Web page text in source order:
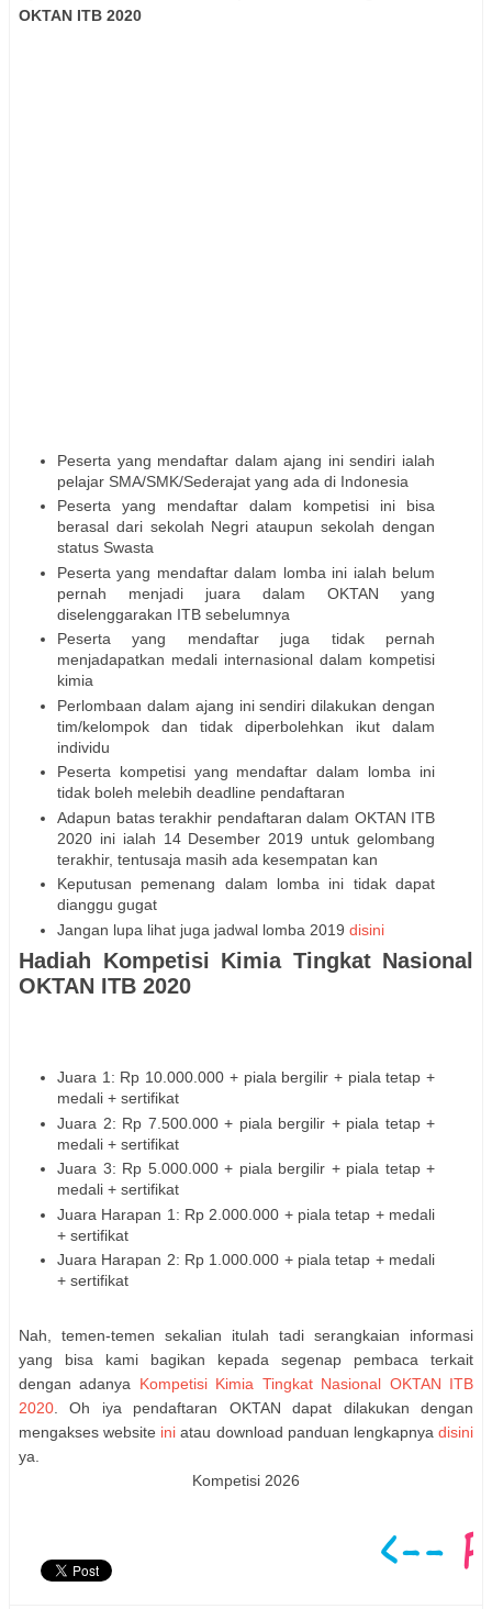
OKTAN ITB 2020
Peserta yang mendaftar dalam ajang ini sendiri ialah
pelajar SMA/SMK/Sederajat yang ada di Indonesia
Peserta yang mendaftar dalam kompetisi ini bisa
berasal dari sekolah Negri ataupun sekolah dengan
status Swasta
Peserta yang mendaftar dalam lomba ini ialah belum
pernah menjadi juara dalam OKTAN yang
diselenggarakan ITB sebelumnya
Peserta yang mendaftar juga tidak pernah
menjadapatkan medali internasional dalam kompetisi
kimia
Perlombaan dalam ajang ini sendiri dilakukan dengan
tim/kelompok dan tidak diperbolehkan ikut dalam
individu
Peserta kompetisi yang mendaftar dalam lomba ini
tidak boleh melebih deadline pendaftaran
Adapun batas terakhir pendaftaran dalam OKTAN ITB
2020 ini ialah 14 Desember 2019 untuk gelombang
terakhir, tentusaja masih ada kesempatan kan
Keputusan pemenang dalam lomba ini tidak dapat
dianggu gugat
Jangan lupa lihat juga jadwal lomba 2019 disini
Hadiah Kompetisi Kimia Tingkat Nasional
OKTAN ITB 2020
Juara 1: Rp 10.000.000 + piala bergilir + piala tetap +
medali + sertifikat
Juara 2: Rp 7.500.000 + piala bergilir + piala tetap +
medali + sertifikat
Juara 3: Rp 5.000.000 + piala bergilir + piala tetap +
medali + sertifikat
Juara Harapan 1: Rp 2.000.000 + piala tetap + medali
+ sertifikat
Juara Harapan 2: Rp 1.000.000 + piala tetap + medali
+ sertifikat
Nah, temen-temen sekalian itulah tadi serangkaian informasi
yang bisa kami bagikan kepada segenap pembaca terkait
dengan adanya Kompetisi Kimia Tingkat Nasional OKTAN ITB
2020. Oh iya pendaftaran OKTAN dapat dilakukan dengan
mengakses website ini atau download panduan lengkapnyadisini
ya.
Kompetisi 2026